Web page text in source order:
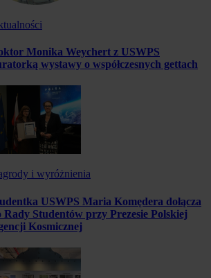
Monika Weychert z USWPS
wystawy o współczesnych gettach
i wyróżnienia
USWPS Maria Komędera dołącza
Rady Studentów przy Prezesie Polskiej
Kosmicznej